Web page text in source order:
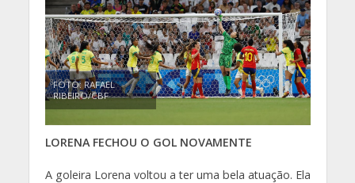
FOTO: RAFAEL
RIBEIRO/CBF
LORENA FECHOU O GOL NOVAMENTE
A goleira Lorena voltou a ter uma bela atuação. Ela